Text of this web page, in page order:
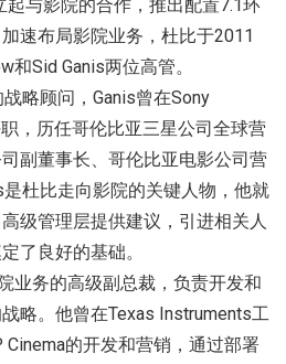
起与影院的合作，推出配置7.1环
速布局影院业务，杜比于2011
和Sid Ganis两位高管。
略顾问，Ganis曾在Sony
，历任哥伦比亚三星公司全球营
副董事长、哥伦比亚电影公司营
杜比走向影院的关键人物，他就
级管理层提供建议，引进相关人
了良好的基础。
业务的高级副总裁，负责开发和
略。他曾在Texas Instruments工
的开发和营销，通过部署